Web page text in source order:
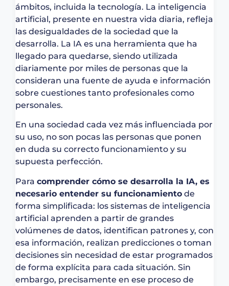
ámbitos, incluida la tecnología. La inteligencia
artificial, presente en nuestra vida diaria, refleja
las desigualdades de la sociedad que la
desarrolla. La IA es una herramienta que ha
llegado para quedarse, siendo utilizada
diariamente por miles de personas que la
consideran una fuente de ayuda e información
sobre cuestiones tanto profesionales como
personales.
En una sociedad cada vez más influenciada por
su uso, no son pocas las personas que ponen
en duda su correcto funcionamiento y su
supuesta perfección.
Para comprender cómo se desarrolla la IA, es
necesario entender su funcionamiento de
forma simplificada: los sistemas de inteligencia
artificial aprenden a partir de grandes
volúmenes de datos, identifican patrones y, con
esa información, realizan predicciones o toman
decisiones sin necesidad de estar programados
de forma explícita para cada situación. Sin
embargo, precisamente en ese proceso de